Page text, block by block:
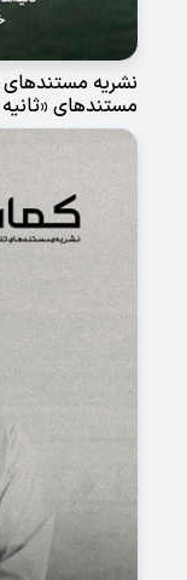
مستندهای
«فرشاد آقای